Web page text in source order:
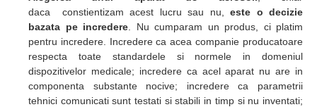
daca constientizam acest lucru sau nu,este o decizie
bazata pe incredere . Nu cumparam un produs, ci platim
pentru incredere. Incredere ca acea companie producatoare
respecta toate standardele si normele in domeniul
dispozitivelor medicale; incredere ca acel aparat nu are in
componenta substante nocive; incredere ca parametrii
tehnici comunicati sunt testati si stabili in timp si nu inventati;